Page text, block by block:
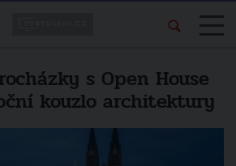
s Open House
kouzlo architektury